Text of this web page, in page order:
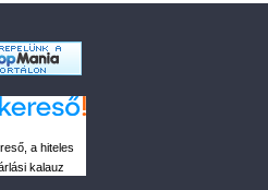
a hiteles
kalauz